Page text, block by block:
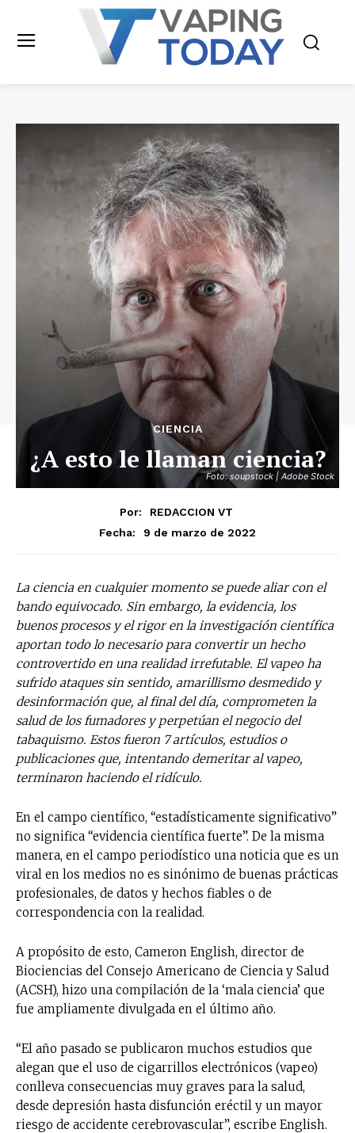
Foto: soupstock | Adobe Stock
CIENCIA
¿A esto le llaman ciencia?
Por:
REDACCION VT
Fecha:
9 de marzo de 2022
La ciencia en cualquier momento se puede aliar con el
bando equivocado. Sin embargo, la evidencia, los
buenos procesos y el rigor en la investigación científica
aportan todo lo necesario para convertir un hecho
controvertido en una realidad irrefutable. El vapeo ha
sufrido ataques sin sentido, amarillismo desmedido y
desinformación que, al final del día, comprometen la
salud de los fumadores y perpetúan el negocio del
tabaquismo. Estos fueron 7 artículos, estudios o
publicaciones que, intentando demeritar al vapeo,
terminaron haciendo el ridículo.
En el campo científico, “estadísticamente significativo”
no significa “evidencia científica fuerte”. De la misma
manera, en el campo periodístico una noticia que es un
viral en los medios no es sinónimo de buenas prácticas
profesionales, de datos y hechos fiables o de
correspondencia con la realidad.
A propósito de esto, Cameron English, director de
Biociencias del Consejo Americano de Ciencia y Salud
(ACSH), hizo una compilación de la ‘mala ciencia’ que
fue ampliamente divulgada en el último año.
“El año pasado se publicaron muchos estudios que
alegan que el uso de cigarrillos electrónicos (vapeo)
conlleva consecuencias muy graves para la salud,
desde depresión hasta disfunción eréctil y un mayor
riesgo de accidente cerebrovascular”, escribe English.